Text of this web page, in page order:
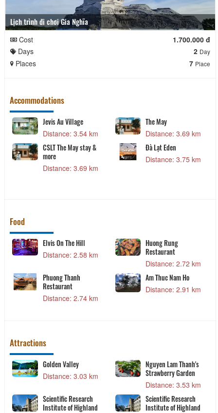
Lịch trình đi chơi Gia Nghĩa
Cost
1.700.000 đ
Days
2 Day
Places 7 Place
Accommodations
Jevis Au Village
Distance: 3.54 km
The May
Distance: 3.69 km
CSLT The May stay &
more
Distance: 3.69 km
Đà Lạt Eden
Distance: 3.75 km
Food
Elvis On The Hill
Distance: 2.58 km
Huong Rung
Restaurant
Distance: 2.72 km
Phuong Thanh
Restaurant
Distance: 2.74 km
Am Thuc Nam Ho
Distance: 2.91 km
Attractions
Golden Valley
Distance: 3.03 km
Nguyen Lam Thanh's
Strawberry Garden
Distance: 3.53 km
Scientific Research
Institute of Highland
Scientific Research
Institute of Highland